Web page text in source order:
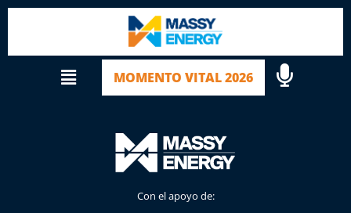
MOMENTO VITAL 2026
Con el apoyo de: